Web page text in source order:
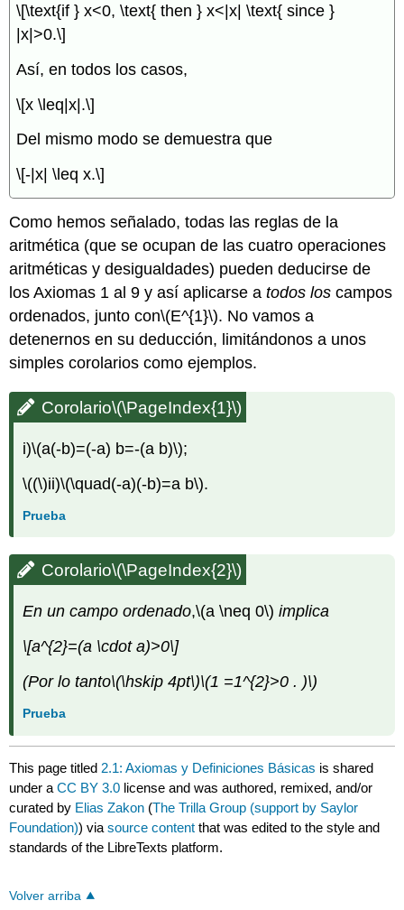
\[\text{if } x<0, \text{ then } x<|x| \text{ since }
|x|>0.\]
Así, en todos los casos,
\[x \leq|x|.\]
Del mismo modo se demuestra que
\[-|x| \leq x.\]
Como hemos señalado, todas las reglas de la
aritmética (que se ocupan de las cuatro operaciones
aritméticas y desigualdades) pueden deducirse de
los Axiomas 1 al 9 y así aplicarse atodos los campos
ordenados, junto con\(E^{1}\). No vamos a
detenernos en su deducción, limitándonos a unos
simples corolarios como ejemplos.
Corolario\(\PageIndex{1}\)
i)\(a(-b)=(-a) b=-(a b)\);
\((\)ii)\(\quad(-a)(-b)=a b\).
Prueba
Corolario\(\PageIndex{2}\)
En un campo ordenado,\(a \neq 0\) implica
\[a^{2}=(a \cdot a)>0\]
(Por lo tanto\(\hskip 4pt\)\(1 =1^{2}>0 . )\)
Prueba
This page titled 2.1: Axiomas y Definiciones Básicas is shared
under aCC BY 3.0 license and was authored, remixed, and/or
curated by Elias Zakon (The Trilla Group (support by Saylor
Foundation)) viasource content that was edited to the style and
standards of the LibreTexts platform.
Volver arriba